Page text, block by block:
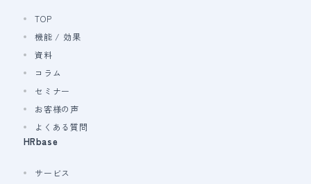
TOP
機能 / 効果
資料
コラム
セミナー
お客様の声
よくある質問
HRbase
サービス